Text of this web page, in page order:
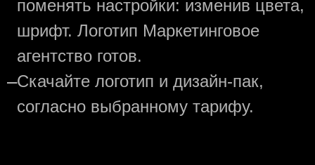
поменять настройки: изменив цвета,
шрифт. Логотип Маркетинговое
агентство готов.
—Скачайте логотип и дизайн-пак,
согласно выбранному тарифу.